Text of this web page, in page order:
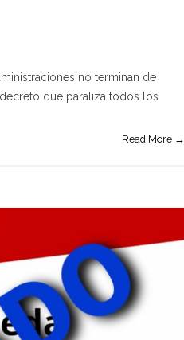
no terminan de
que paraliza todos los
Read More →